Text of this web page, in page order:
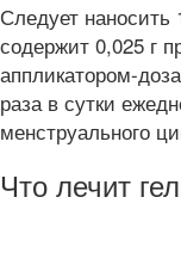
Следует наносить
содержит 0,025 г
аппликатором-
раза в сутки
менструального
Что лечит